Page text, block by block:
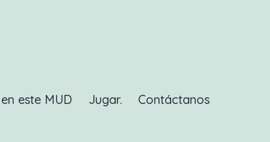
este MUD Jugar. Contáctanos